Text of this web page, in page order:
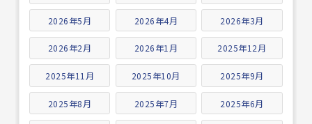
2026年5月 2026年4月 2026年3月
2026年2月 2026年1月 2025年12月
2025年11月 2025年10月 2025年9月
2025年8月 2025年7月 2025年6月